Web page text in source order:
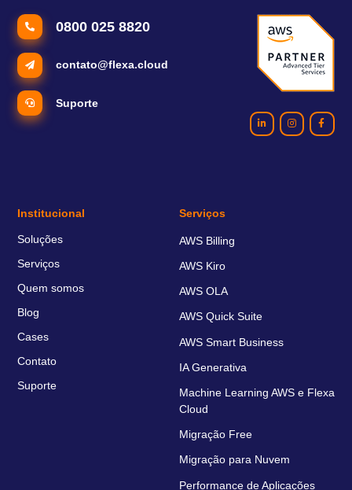
0800 025 8820
contato@flexa.cloud
Suporte
Institucional
Soluções
Serviços
Quem somos
Blog
Cases
Contato
Suporte
Serviços
AWS Billing
AWS Kiro
AWS OLA
AWS Quick Suite
AWS Smart Business
IA Generativa
Machine Learning AWS e Flexa
Cloud
Migração Free
Migração para Nuvem
Performance de Aplicações